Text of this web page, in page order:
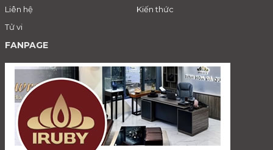
Liên hệ
Kiến thức
Tử vi
FANPAGE